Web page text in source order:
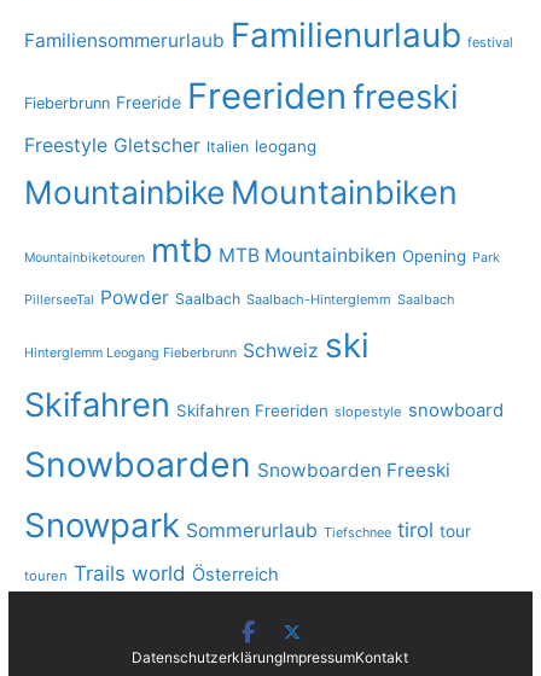
Familiensommerurlaub Familienurlaub festival
Fieberbrunn Freeride Freeriden freeski
Freestyle Gletscher Italien leogang
Mountainbike Mountainbiken
Mountainbiketouren mtb MTB Mountainbiken Opening Park
PillerseeTal Powder Saalbach Saalbach-Hinterglemm Saalbach
Hinterglemm Leogang Fieberbrunn Schweiz ski
Skifahren Skifahren Freeriden slopestyle snowboard
Snowboarden Snowboarden Freeski
Snowpark Sommerurlaub Tiefschnee tirol tour
touren Trails world Österreich
DatenschutzerklärungImpressumKontakt